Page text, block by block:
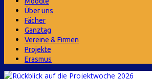
Über uns
Fächer
Ganztag
Vereine & Firmen
Projekte
Erasmus